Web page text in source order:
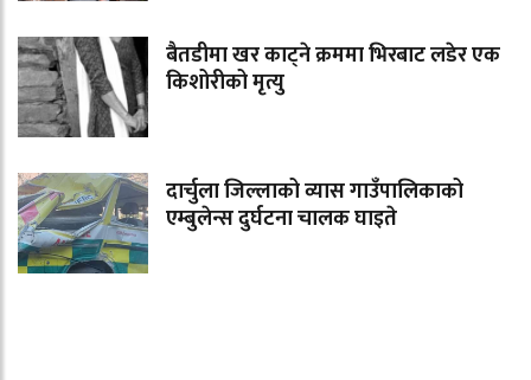
बैतडीमा खर काट्ने क्रममा भिरबाट लडेर एक
किशोरीको मृत्यु
दार्चुला जिल्लाको व्यास गाउँपालिकाको
एम्बुलेन्स दुर्घटना चालक घाइते